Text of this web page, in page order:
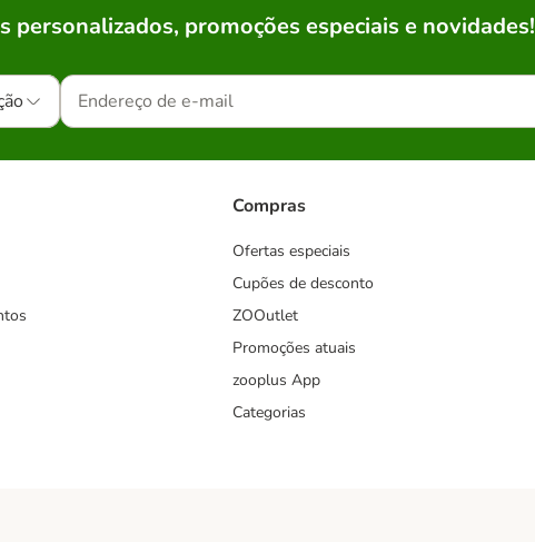
personalizados, promoções especiais e novidades!
Compras
Ofertas especiais
Cupões de desconto
ZOOutlet
Promoções atuais
zooplus App
Categorias